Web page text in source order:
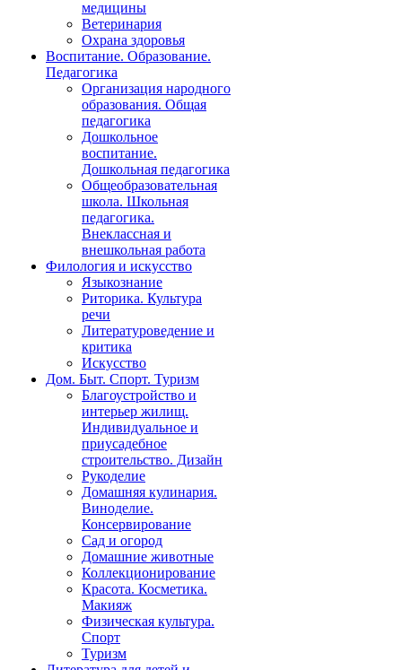
медицины
Ветеринария
Охрана здоровья
Воспитание. Образование.
Педагогика
Организация народного
образования. Общая
педагогика
Дошкольное
воспитание.
Дошкольная педагогика
Общеобразовательная
школа. Школьная
педагогика.
Внеклассная и
внешкольная работа
Филология и искусство
Языкознание
Риторика. Культура
речи
Литературоведение и
критика
Искусство
Дом. Быт. Спорт. Туризм
Благоустройство и
интерьер жилищ.
Индивидуальное и
приусадебное
строительство. Дизайн
Рукоделие
Домашняя кулинария.
Виноделие.
Консервирование
Сад и огород
Домашние животные
Коллекционирование
Красота. Косметика.
Макияж
Физическая культура.
Спорт
Туризм